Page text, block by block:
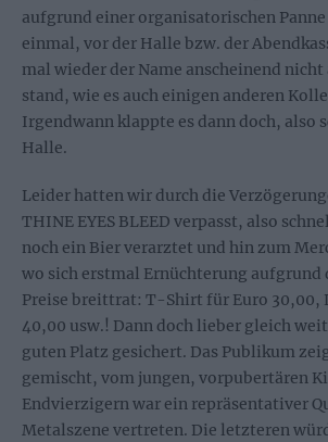
aufgrund einer organisatorischen Panne
einmal, vor der Halle bzw. der
mal wieder der Name anscheinend
stand, wie es auch einigen anderen
Irgendwann klappte es dann doch, also
Halle.
Leider hatten wir durch die
THINE EYES BLEED verpasst, also
noch ein Bier verarztet und hin zum
wo sich erstmal Ernüchterung aufgrund
Preise breittrat: T-Shirt für Euro 30,00,
40,00 usw.! Dann doch lieber gleich
guten Platz gesichert. Das Publikum
gemischt, vom jungen, vorpubertären
Endvierzigern war ein repräsentativer
Metalszene vertreten. Die letzteren